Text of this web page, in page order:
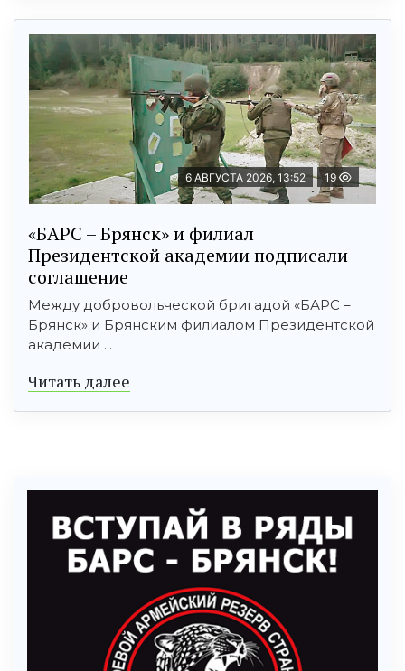
6 АВГУСТА 2026, 13:52 19
«БАРС – Брянск» и филиал
Президентской академии подписали
соглашение
Между добровольческой бригадой «БАРС –
Брянск» и Брянским филиалом Президентской
академии ...
Читать далее